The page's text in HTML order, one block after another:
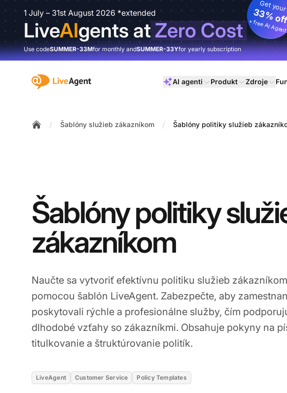
1 July – 31st August 2026 *extended
LiveAIgents atZero Cost
Get your
33%
+ free AI Agent
Use codeSUMMER-33Mfor monthly andSUMMER-33Yfor yearly subscription
:site.title AI agenti Produkt Zdroje
/ Šablóny služieb zákazníkom / Šablóny politiky služieb
Šablóny politiky
zákazníkom
Naučte sa vytvoriť efektívnu politiku služieb zákazníkom
pomocou šablón LiveAgent. Zabezpečte, aby
poskytovali rýchle a profesionálne služby, čím
dlhodobé vzťahy so zákazníkmi. Obsahuje pokyny na
titulkovanie a štruktúrovanie politík.
LiveAgent Customer Service Policy Templates